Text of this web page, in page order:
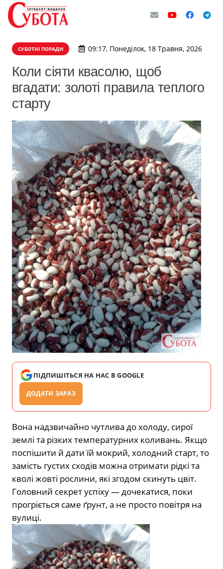
СУБОТНІ ПОРАДИ 09:17, Понеділок, 18 Травня, 2026
Коли сіяти квасолю, щоб
вгадати: золоті правила теплого
старту
ПІДПИШІТЬСЯ НА НАС В GOOGLE
ДОДАТИ ЗАРАЗ
Вона надзвичайно чутлива до холоду, сирої
землі та різких температурних коливань. Якщо
поспішити й дати їй мокрий, холодний старт, то
замість густих сходів можна отримати рідкі та
кволі жовті рослини, які згодом скинуть цвіт.
Головний секрет успіху — дочекатися, поки
прогріється саме ґрунт, а не просто повітря на
вулиці.